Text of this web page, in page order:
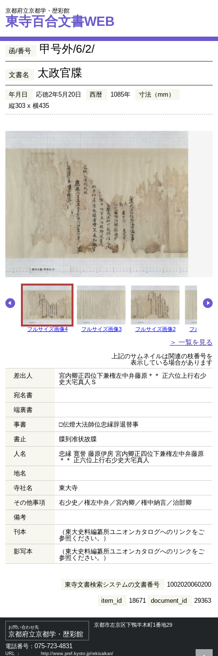
京都府立京都学・歴彩館
東寺百合文書WEB
函/番号 甲号外/6/2/
文書名 太政官牒
年月日 応徳2年5月20日 西暦 1085年
寸法（mm）
縦303 x 横435
フルサイズ画像4 フルサイズ画像3 フルサイズ画像2 フルサイズ
＞ 一覧を見る
上記のサムネイルは関連の枝番号を
表示している場合があります
差出人
宮内卿正四位下兼権左中弁藤原＊＊ 正六位上行右少
史大宅真人Ｓ
宛名書
端裏書
事書
□伝燈大法師位忠縁辞退替事
書止
牒到准状故牒
人名
忠縁 寛誉 藤原伊房 宮内卿正四位下兼権左中弁藤原
＊＊ 正六位上行右少史大宅真人
地名
寺社名
東大寺
その他事項
右少史／権左中弁／宮内卿／権中納言／治部卿
備考
刊本
（東大史料編纂所ユニオンカタログへのリンクをご
参照ください。）
影写本
（東大史料編纂所ユニオンカタログへのリンクをご
参照ください。）
東寺文書検索システムの文書番号 1002020060200
document_id 29363
item_id 18671
お問い合わせ先
京都府立京都学・歴彩館
京都市左京区下鴨半木町1番地29
電話番号：075-723-4831
URL ： http://www.pref.kyoto.jp/rekisaikan/